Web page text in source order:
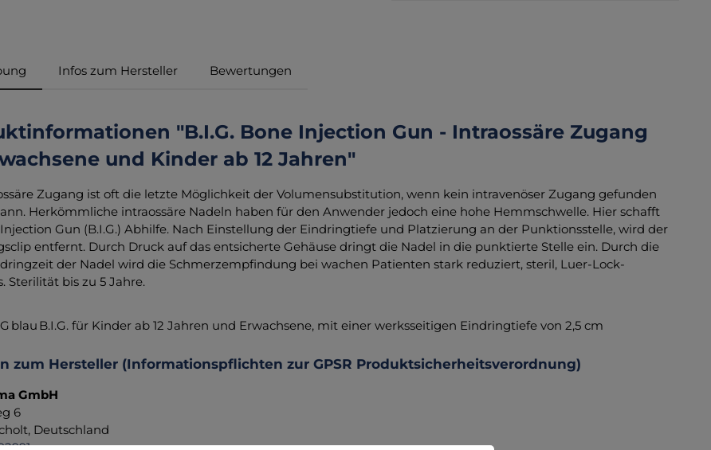
Infos zum Hersteller Bewertungen
"B.I.G. Bone Injection Gun - Intraossäre Zugang
und Kinder ab 12 Jahren"
Zugang ist oft die letzte Möglichkeit der Volumensubstitution, wenn kein intravenöser Zugang gefunden
Herkömmliche intraossäre Nadeln haben für den Anwender jedoch eine hohe Hemmschwelle. Hier schafft
Gun (B.I.G.) Abhilfe. Nach Einstellung der Eindringtiefe und Platzierung an der Punktionsstelle, wird der
entfernt. Durch Druck auf das entsicherte Gehäuse dringt die Nadel in die punktierte Stelle ein. Durch die
der Nadel wird die Schmerzempfindung bei wachen Patienten stark reduziert, steril, Luer-Lock-
Sterilität bis zu 5 Jahre.
blau B.I.G. für Kinder ab 12 Jahren und Erwachsene, mit einer werksseitigen Eindringtiefe von 2,5 cm
zum Hersteller (Informationspflichten zur GPSR Produktsicherheitsverordnung)
GmbH
6
Deutschland